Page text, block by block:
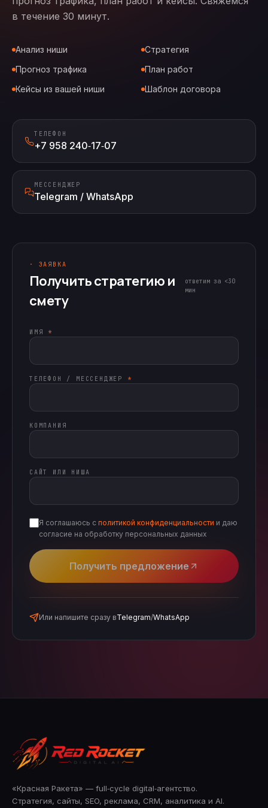
в течение 30 минут.
Анализ ниши
Стратегия
Прогноз трафика
План работ
Кейсы из вашей ниши
Шаблон договора
ТЕЛЕФОН
+7 958 240‑17‑07
МЕССЕНДЖЕР
Telegram / WhatsApp
· ЗАЯВКА
Получить стратегию и
смету
ответим за <30
мин
ИМЯ *
ТЕЛЕФОН / МЕССЕНДЖЕР *
КОМПАНИЯ
САЙТ ИЛИ НИША
Я соглашаюсь с политикой конфиденциальности и даю
согласие на обработку персональных данных
Получить предложение
Или напишите сразу вTelegram/WhatsApp
«Красная Ракета» — full‑cycle digital‑агентство.
Стратегия, сайты, SEO, реклама, CRM, аналитика и AI.